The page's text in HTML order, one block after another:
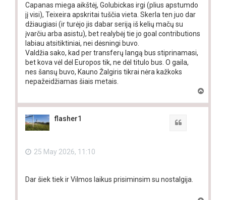
Capanas miega aikštėj, Golubickas irgi (plius apstumdo
jį visi), Teixeira apskritai tuščia vieta. Skerla ten juo dar
džiaugiasi (ir turėjo jis dabar seriją iš kelių mačų su
įvarčiu arba asistu), bet realybėj tie jo goal contributions
labiau atsitiktiniai, nei dėsningi buvo.
Valdžia sako, kad per transferų langą bus stiprinamasi,
bet kova vėl dėl Europos tik, ne dėl titulo bus. O gaila,
nes šansų buvo, Kauno Žalgiris tikrai nėra kažkoks
nepažeidžiamas šiais metais.
p
flasher1
25 May 2026, 11:10
Dar šiek tiek ir Vilmos laikus prisiminsim su nostalgija.